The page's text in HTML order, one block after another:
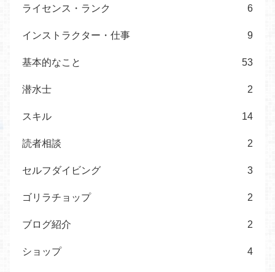
ライセンス・ランク 6
インストラクター・仕事 9
基本的なこと 53
潜水士 2
スキル 14
読者相談 2
セルフダイビング 3
ゴリラチョップ 2
ブログ紹介 2
ショップ 4